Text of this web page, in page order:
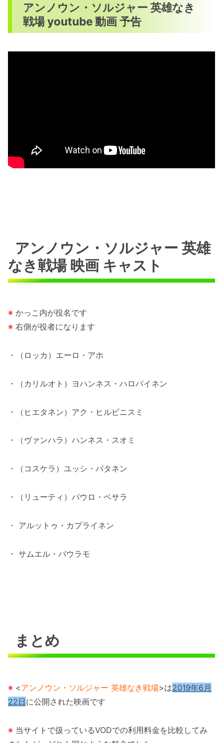
アンノウン・ソルジャー 英雄なき
戦場 youtube 動画 予告
アンノウン・ソルジャー 英雄
なき戦場 映画 キャスト
※ かっこ内が役名です
※ 右側が役者になります
・（ロッカ）エーロ・アホ
・（カリルオト）ヨハンネス・ハロパイネン
・（ヒエタネン）アク・ヒルビニスミ
・（ヴァンハラ）ハンネス・スオミ
・（コスケラ）ユッシ・バタネン
・（リューティ）パウロ・ベサラ
・ アルットゥ・カプライネン
・ サムエル・バウラモ
まとめ
※ <アンノウン・ソルジャー 英雄なき戦場>は2019年6月
22日に公開された映画です
※ 当サイトで扱っているVODでの利用料金を比較してみ